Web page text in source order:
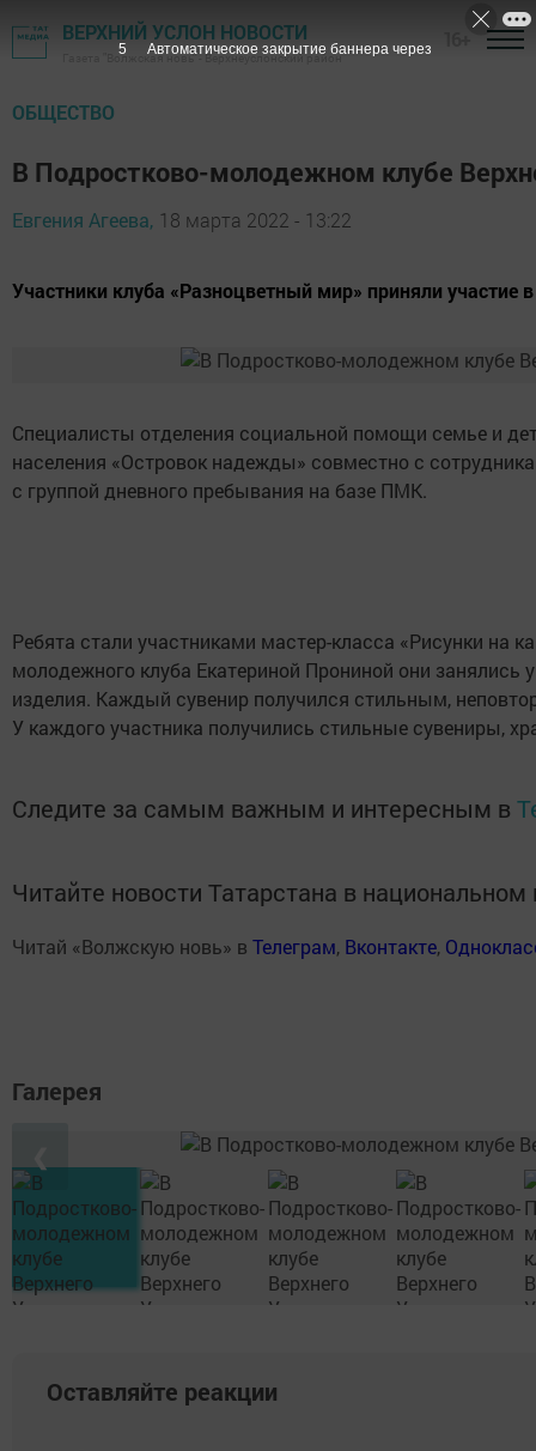
ВЕРХНИЙ УСЛОН НОВОСТИ
Газета "Волжская новь" - Верхнеуслонский район
ОБЩЕСТВО
В Подростково-молодежном клубе
Евгения Агеева, 18 марта 2022 - 13:22
Участники клуба «Разноцветный мир» приняли участие
Специалисты отделения социальной помощи семье и
населения «Островок надежды» совместно с
с группой дневного пребывания на базе ПМК.
Ребята стали участниками мастер-класса «Рисунки на
молодежного клуба Екатериной Прониной они занялись
изделия. Каждый сувенир получился стильным,
У каждого участника получились стильные сувениры,
Следите за самым важным и интересным в
Читайте новости Татарстана в
Читай «Волжскую новь» в Телеграм, Вконтакте,
Галерея
Оставляйте реакции
4 Автоматическое закрытие баннера через